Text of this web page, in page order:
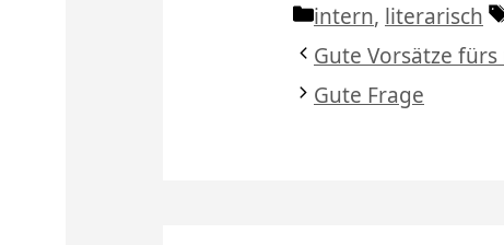
Kategorien
intern, literarisch
Gute Vorsätze fürs
Gute Frage